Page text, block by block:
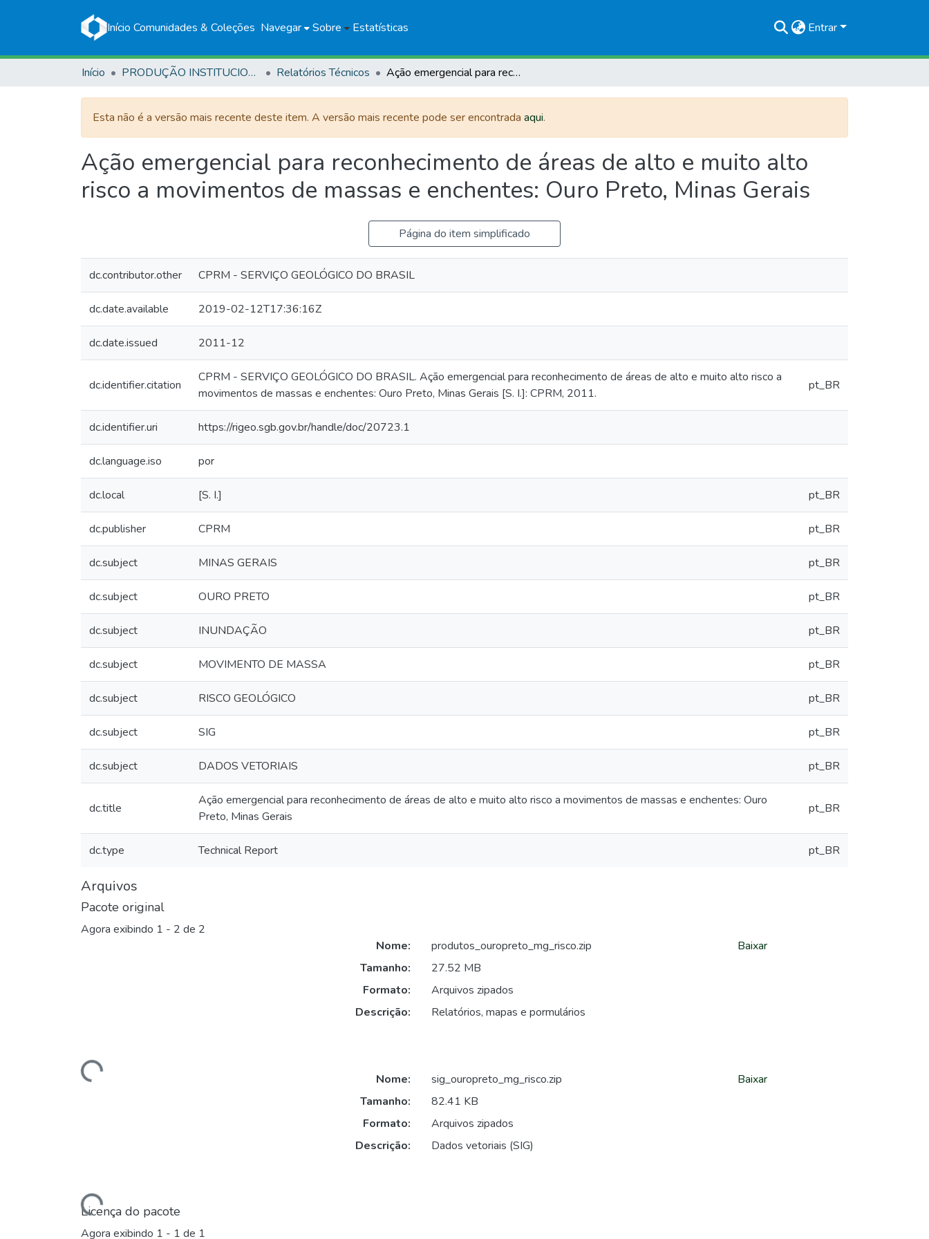
Início Comunidades & Coleções Navegar Sobre Estatísticas Entrar
Início PRODUÇÃO INSTITUCIONAL Relatórios Técnicos Ação emergencial para reconhecimento de áreas de alto e muito alto risco a movimentos de massas e enchentes: Ouro Preto, Minas Gerais
Esta não é a versão mais recente deste item. A versão mais recente pode ser encontrada aqui.
Ação emergencial para reconhecimento de áreas de alto e muito alto
risco a movimentos de massas e enchentes: Ouro Preto, Minas Gerais
Página do item simplificado
dc.contributor.other CPRM - SERVIÇO GEOLÓGICO DO BRASIL
dc.date.available 2019-02-12T17:36:16Z
dc.date.issued 2011-12
dc.identifier.citation
CPRM - SERVIÇO GEOLÓGICO DO BRASIL. Ação emergencial para reconhecimento de áreas de alto e muito alto risco a
movimentos de massas e enchentes: Ouro Preto, Minas Gerais [S. I.]: CPRM, 2011.
pt_BR
dc.identifier.uri https://rigeo.sgb.gov.br/handle/doc/20723.1
dc.language.iso por
dc.local [S. I.] pt_BR
dc.publisher CPRM pt_BR
dc.subject MINAS GERAIS pt_BR
dc.subject OURO PRETO pt_BR
dc.subject INUNDAÇÃO pt_BR
dc.subject MOVIMENTO DE MASSA pt_BR
dc.subject RISCO GEOLÓGICO pt_BR
dc.subject SIG pt_BR
dc.subject DADOS VETORIAIS pt_BR
dc.title
Ação emergencial para reconhecimento de áreas de alto e muito alto risco a movimentos de massas e enchentes: Ouro
Preto, Minas Gerais
pt_BR
dc.type Technical Report pt_BR
Arquivos
Pacote original
Agora exibindo 1 - 2 de 2
Carregando...
Nome:
produtos_ouropreto_mg_risco.zip
Tamanho:
27.52 MB
Formato:
Arquivos zipados
Descrição:
Relatórios, mapas e pormulários
Baixar
Carregando...
Nome:
sig_ouropreto_mg_risco.zip
Tamanho:
82.41 KB
Formato:
Arquivos zipados
Descrição:
Dados vetoriais (SIG)
Baixar
Licença do pacote
Agora exibindo 1 - 1 de 1